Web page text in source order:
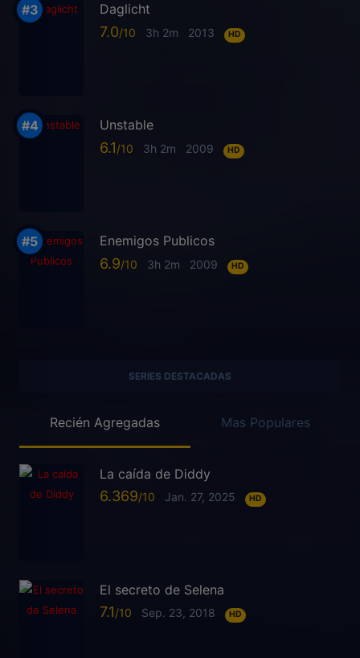
Daglicht
7.0 3h 2m 2013 HD
Unstable
6.1 3h 2m 2009 HD
Enemigos Publicos
6.9 3h 2m 2009 HD
SERIES DESTACADAS
Recién Agregadas Mas Populares
La caída de Diddy
6.369 Jan. 27, 2025 HD
El secreto de Selena
7.1 Sep. 23, 2018 HD